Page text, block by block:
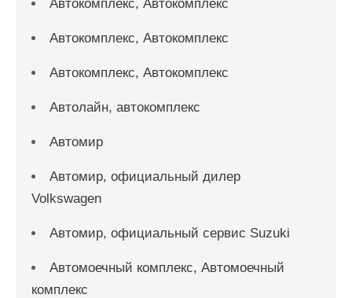
Автокомплекс, Автокомплекс
Автокомплекс, Автокомплекс
Автокомплекс, Автокомплекс
Автолайн, автокомплекс
Автомир
Автомир, официальный дилер
Volkswagen
Автомир, официальный сервис Suzuki
Автомоечный комплекс, Автомоечный
комплекс